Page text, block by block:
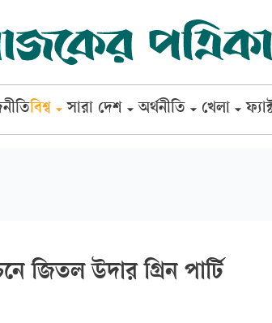
বিশ্ব সারা দেশ অর্থনীতি খেলা
জিতল উদার গ্রিন পার্টি